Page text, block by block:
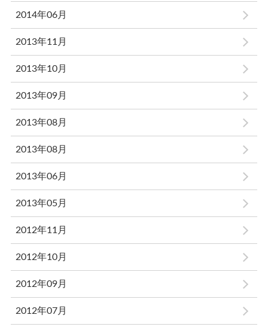
2014年06月
2013年11月
2013年10月
2013年09月
2013年08月
2013年08月
2013年06月
2013年05月
2012年11月
2012年10月
2012年09月
2012年07月